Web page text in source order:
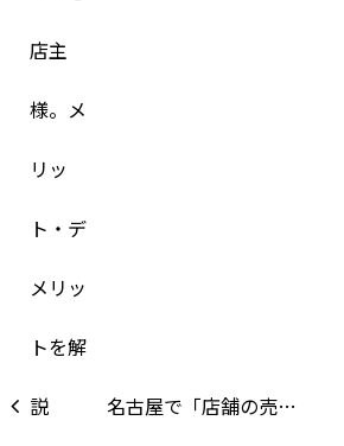
名古屋で「店舗の売…